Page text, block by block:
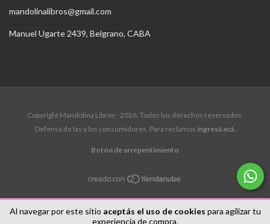
Al navegar por este sitio aceptás el uso de cookies para agilizar tu
experiencia de compra.
mandolinalibros@gmail.com
Manuel Ugarte 2439, Belgrano, CABA
Copyright Mandolina Libros - 2026. Todos los derechos reservados.
Defensa de las y los consumidores. Para reclamos ingresá acá.
Botón de arrepentimiento